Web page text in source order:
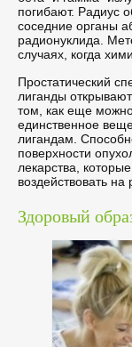
погибают. Радиус
соседние органы
радионуклида.
случаях, когда
Простатический
лиганды
том, как еще
единственное
лигандам.
поверхности
лекарства,
воздействовать на
Здоровый